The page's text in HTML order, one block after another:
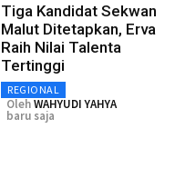
Tiga Kandidat Sekwan
Malut Ditetapkan, Erva
Raih Nilai Talenta
Tertinggi
REGIONAL
OlehWAHYUDI YAHYA
baru saja